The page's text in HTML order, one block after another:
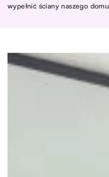
wypełnić ściany naszego domu